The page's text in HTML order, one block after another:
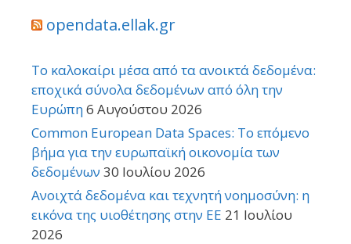
opendata.ellak.gr
Το καλοκαίρι μέσα από τα ανοικτά δεδομένα:
εποχικά σύνολα δεδομένων από όλη την
Ευρώπη6 Αυγούστου 2026
Common European Data Spaces: Το επόμενο
βήμα για την ευρωπαϊκή οικονομία των
δεδομένων 30 Ιουλίου 2026
Ανοιχτά δεδομένα και τεχνητή νοημοσύνη: η
εικόνα της υιοθέτησης στην ΕΕ 21 Ιουλίου
2026